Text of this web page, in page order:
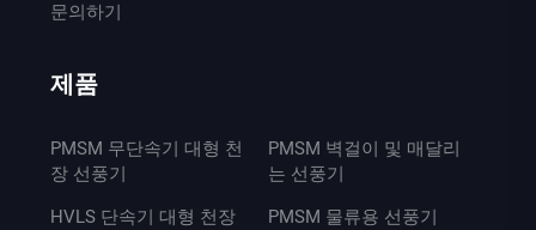
문의하기
제품
PMSM 무단속기 대형 천
장 선풍기
HVLS 단속기 대형 천장
PMSM 벽걸이 및 매달리
는 선풍기
PMSM 물류용 선풍기